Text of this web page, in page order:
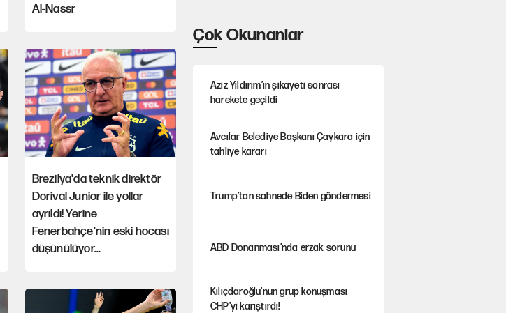
Al-Nassr
Brezilya'da teknik direktör
Dorival Junior ile yollar
ayrıldı! Yerine
Fenerbahçe'nin eski hocası
düşünülüyor...
Çok Okunanlar
Aziz Yıldırım’ın şikayeti sonrası
harekete geçildi
Avcılar Belediye Başkanı Çaykara için
tahliye kararı
Trump’tan sahnede Biden göndermesi
ABD Donanması’nda erzak sorunu
Kılıçdaroğlu'nun grup konuşması
CHP'yi karıştırdı!